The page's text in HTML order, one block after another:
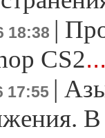
18:38 |
CS2
17:55 |